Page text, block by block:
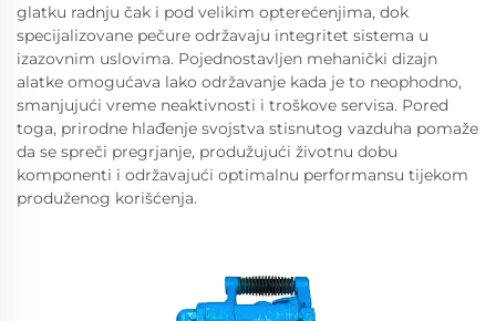
glatku radnju čak i pod velikim opterećenjima, dok
specijalizovane pečure održavaju integritet sistema u
izazovnim uslovima. Pojednostavljen mehanički dizajn
alatke omogućava lako održavanje kada je to neophodno,
smanjujući vreme neaktivnosti i troškove servisa. Pored
toga, prirodne hlađenje svojstva stisnutog vazduha pomaže
da se spreči pregrjanje, produžujući životnu dobu
komponenti i održavajući optimalnu performansu tijekom
produženog korišćenja.